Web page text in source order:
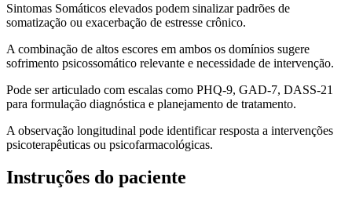
Sintomas Somáticos elevados podem sinalizar padrões de
somatização ou exacerbação de estresse crônico.
A combinação de altos escores em ambos os domínios sugere
sofrimento psicossomático relevante e necessidade de intervenção.
Pode ser articulado com escalas como PHQ-9, GAD-7, DASS-21
para formulação diagnóstica e planejamento de tratamento.
A observação longitudinal pode identificar resposta a intervenções
psicoterapêuticas ou psicofarmacológicas.
Instruções do paciente